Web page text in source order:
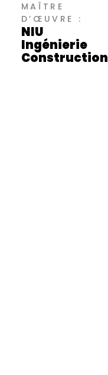
MAÎTRE
D’ŒUVRE :
NIU
Ingénierie
Construction